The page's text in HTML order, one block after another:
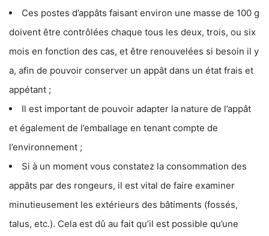
Ces postes d’appâts faisant environ une masse de 100 g
doivent être contrôlées chaque tous les deux, trois, ou six
mois en fonction des cas, et être renouvelées si besoin il y
a, afin de pouvoir conserver un appât dans un état frais et
appétant ;
Il est important de pouvoir adapter la nature de l’appât
et également de l’emballage en tenant compte de
l’environnement ;
Si à un moment vous constatez la consommation des
appâts par des rongeurs, il est vital de faire examiner
minutieusement les extérieurs des bâtiments (fossés,
talus, etc.). Cela est dû au fait qu’il est possible qu’une